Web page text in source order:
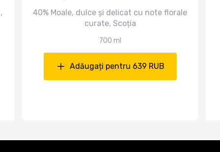
40% Moale, dulce și delicat cu note florale
curate, Scoția
700 ml
Adăugați pentru 639 RUB